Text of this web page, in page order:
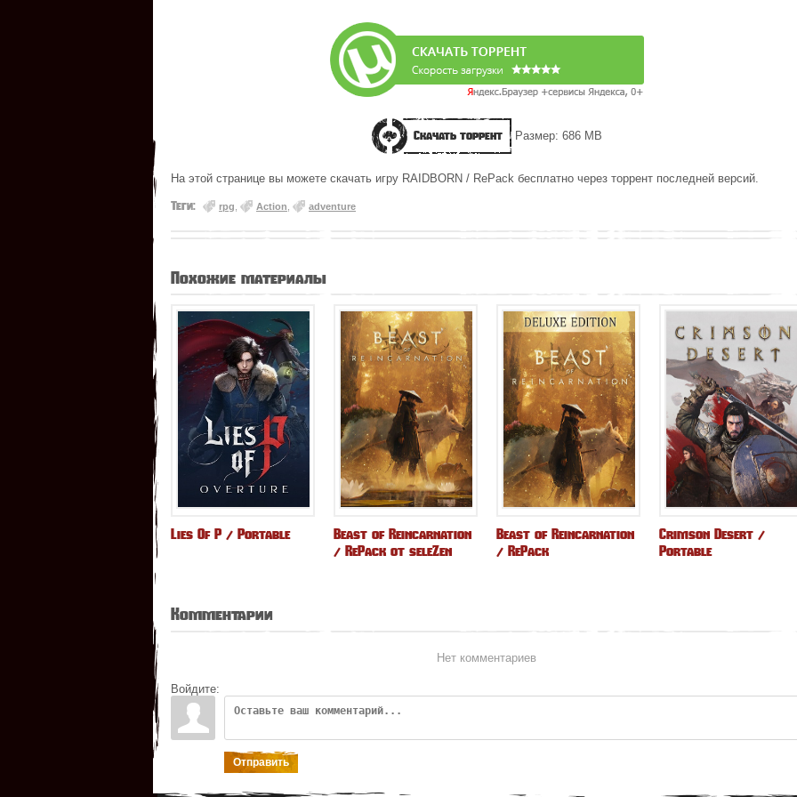
Скачать торрент Размер: 686 MB
На этой странице вы можете скачать игру RAIDBORN / RePack бесплатно через торрент последней версий.
Теги: rpg Action adventure
Похожие материалы
Lies Of P / Portable
Beast of Reincarnation
/ RePack от seleZen
Beast of Reincarnation
/ RePack
Crimson Desert /
Portable
Комментарии
Нет комментариев
Войдите:
Отправить